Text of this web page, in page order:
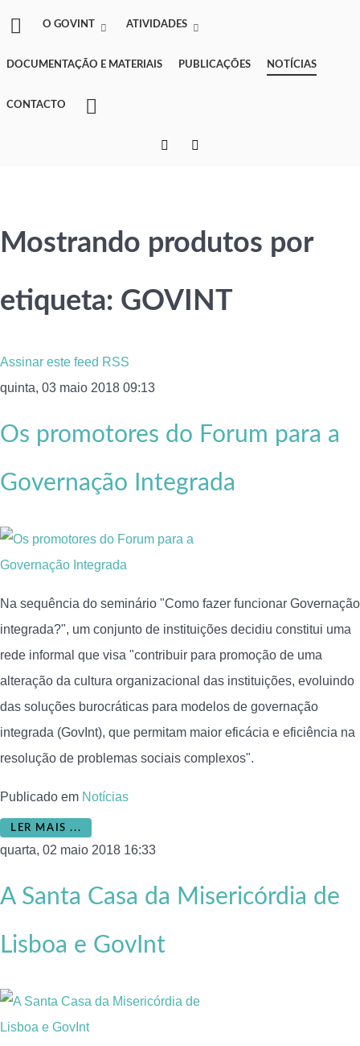
O GOVINT ATIVIDADES
DOCUMENTAÇÃO E MATERIAIS PUBLICAÇÕES NOTÍCIAS
CONTACTO
Mostrando produtos por
etiqueta: GOVINT
Assinar este feed RSS
quinta, 03 maio 2018 09:13
Os promotores do Forum para a
Governação Integrada
Na sequência do seminário "Como fazer funcionar Governação
integrada?", um conjunto de instituições decidiu constitui uma
rede informal que visa "contribuir para promoção de uma
alteração da cultura organizacional das instituições, evoluindo
das soluções burocráticas para modelos de governação
integrada (GovInt), que permitam maior eficácia e eficiência na
resolução de problemas sociais complexos".
Publicado em Notícias
LER MAIS ...
quarta, 02 maio 2018 16:33
A Santa Casa da Misericórdia de
Lisboa e GovInt